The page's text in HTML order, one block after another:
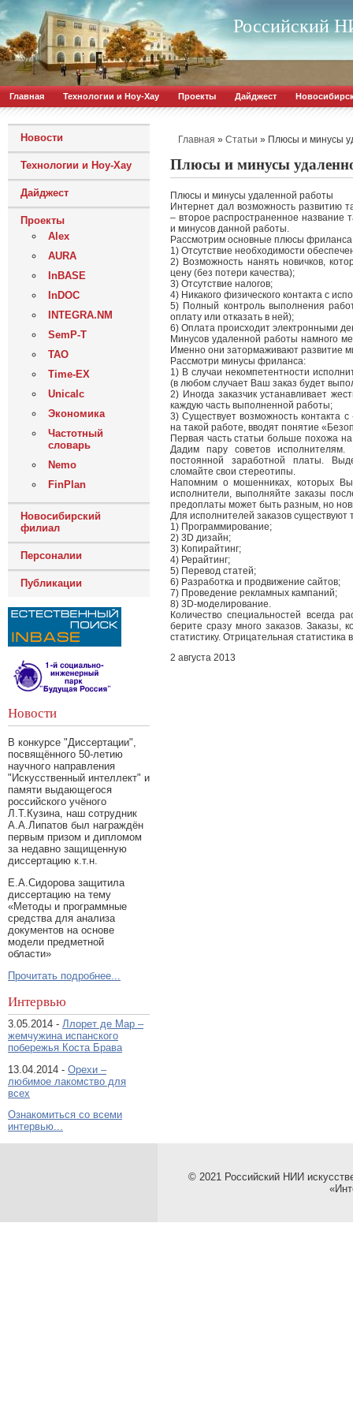
Российский
Главная Технологии и Ноу-Хау Проекты Дайджест
Новости
Технологии и Ноу-Хау
Дайджест
Проекты
Alex
AURA
InBASE
InDOC
INTEGRA.NM
SemP-T
ТАО
Time-EX
Unicalc
Экономика
Частотный
словарь
Nemo
FinPlan
Новосибирский
филиал
Персоналии
Публикации
Новости
В конкурсе "Диссертации",
посвящённого 50-летию
научного направления
"Искусственный интеллект" и
памяти выдающегося
российского учёного
Л.Т.Кузина, наш сотрудник
А.А.Липатов был награждён
первым призом и дипломом
за недавно защищенную
диссертацию к.т.н.
Е.А.Сидорова защитила
диссертацию на тему
«Методы и программные
средства для анализа
документов на основе
модели предметной
области»
Прочитать подробнее...
Интервью
3.05.2014 - Ллорет де Мар –
жемчужина испанского
побережья Коста Брава
13.04.2014 - Орехи –
любимое лакомство для
всех
Ознакомиться со всеми
интервью...
Главная » Статьи » Плюсы и минусы
Плюсы и минусы
Плюсы и минусы удаленной работы
Интернет дал возможность развитию
– второе распространенное название
и минусов данной работы.
Рассмотрим основные плюсы
1) Отсутствие необходимости
2) Возможность нанять новичков,
цену (без потери качества);
3) Отсутствие налогов;
4) Никакого физического контакта с
5) Полный контроль выполнения
оплату или отказать в ней);
6) Оплата происходит электронными
Минусов удаленной работы намного
Именно они затормаживают развитие
Рассмотри минусы фриланса:
1) В случаи некомпетентности
(в любом случает Ваш заказ будет
2) Иногда заказчик устанавливает
каждую часть выполненной работы;
3) Существует возможность контакта
на такой работе, вводят понятие
Первая часть статьи больше похожа
Дадим пару советов
постоянной заработной платы.
сломайте свои стереотипы.
Напомним о мошенниках, которых
исполнители, выполняйте заказы
предоплаты может быть разным, но
Для исполнителей заказов существуют
1) Программирование;
2) 3D дизайн;
3) Копирайтинг;
4) Рерайтинг;
5) Перевод статей;
6) Разработка и продвижение сайтов;
7) Проведение рекламных кампаний;
8) 3D-моделирование.
Количество специальностей всегда
берите сразу много заказов.
статистику. Отрицательная статистика
2 августа 2013
© 2021 Российский НИИ